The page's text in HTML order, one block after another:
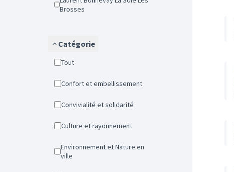
Brosses
Catégorie
Tout
Confort et embellissement
Convivialité et solidarité
Culture et rayonnement
Environnement et Nature en
ville